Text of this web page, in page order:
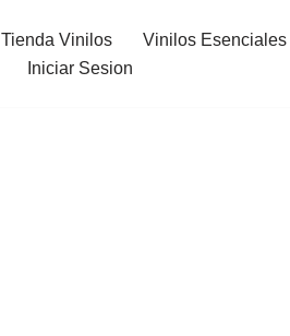
Tienda Vinilos Vinilos Esenciales
Iniciar Sesion